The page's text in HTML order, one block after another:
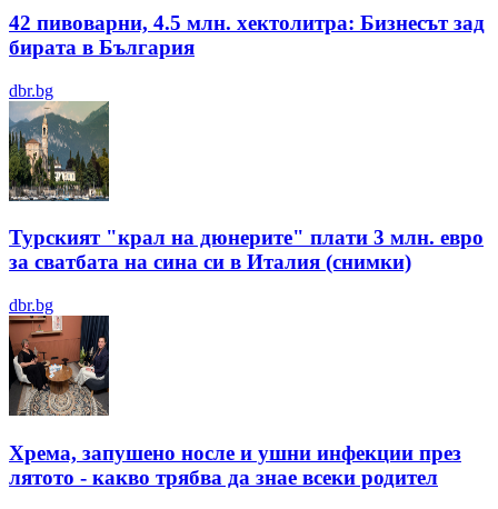
42 пивоварни, 4.5 млн. хектолитра: Бизнесът зад
бирата в България
dbr.bg
Турският "крал на дюнерите" плати 3 млн. евро
за сватбата на сина си в Италия (снимки)
dbr.bg
Хрема, запушено носле и ушни инфекции през
лятотo - какво трябва да знае всеки родител